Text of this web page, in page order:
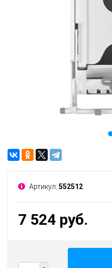
Артикул: 552512
7 524 руб.